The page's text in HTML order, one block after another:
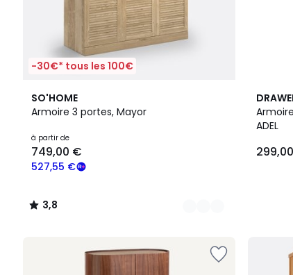
-30€* tous les 100€
SO'HOME
Armoire 3 portes, Mayor
à partir de
527,55 €
749,00 €
3,8
/ 5
2
Couleurs
3,8
/
ADEL
3